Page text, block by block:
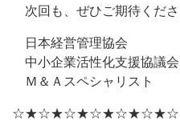
次回も、ぜひご期待くださ
日本経営管理協会
中小企業活性化支援協議会
Ｍ＆Ａスペシャリ